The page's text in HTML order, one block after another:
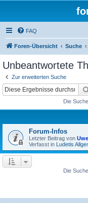
FAQ
Foren-Übersicht Suche
Unbeantwortete
Zur erweiterten Suche
Die
Forum-Infos
Letzter Beitrag von Uwe
Verfasst in Ludetis
Die